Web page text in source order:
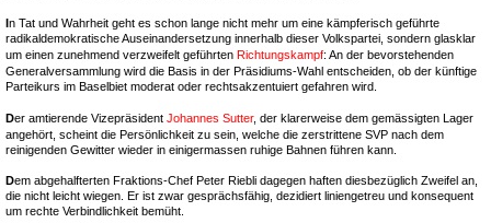
In Tat und Wahrheit geht es schon lange nicht mehr um eine kämpferisch geführte
radikaldemokratische Auseinandersetzung innerhalb dieser Volkspartei, sondern glasklar
um einen zunehmend verzweifelt geführten Richtungskampf: An der bevorstehenden
Generalversammlung wird die Basis in der Präsidiums-Wahl entscheiden, ob der künftige
Parteikurs im Baselbiet moderat oder rechtsakzentuiert gefahren wird.
Der amtierende Vizepräsident Johannes Sutter, der klarerweise dem gemässigten Lager
angehört, scheint die Persönlichkeit zu sein, welche die zerstrittene SVP nach dem
reinigenden Gewitter wieder in einigermassen ruhige Bahnen führen kann.
Dem abgehalfterten Fraktions-Chef Peter Riebli dagegen haften diesbezüglich Zweifel an,
die nicht leicht wiegen. Er ist zwar gesprächsfähig, dezidiert liniengetreu und konsequent
um rechte Verbindlichkeit bemüht.